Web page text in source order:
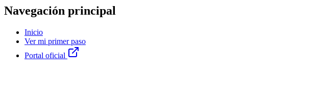
Navegación principal
Inicio
Ver mi primer paso
Portal oficial